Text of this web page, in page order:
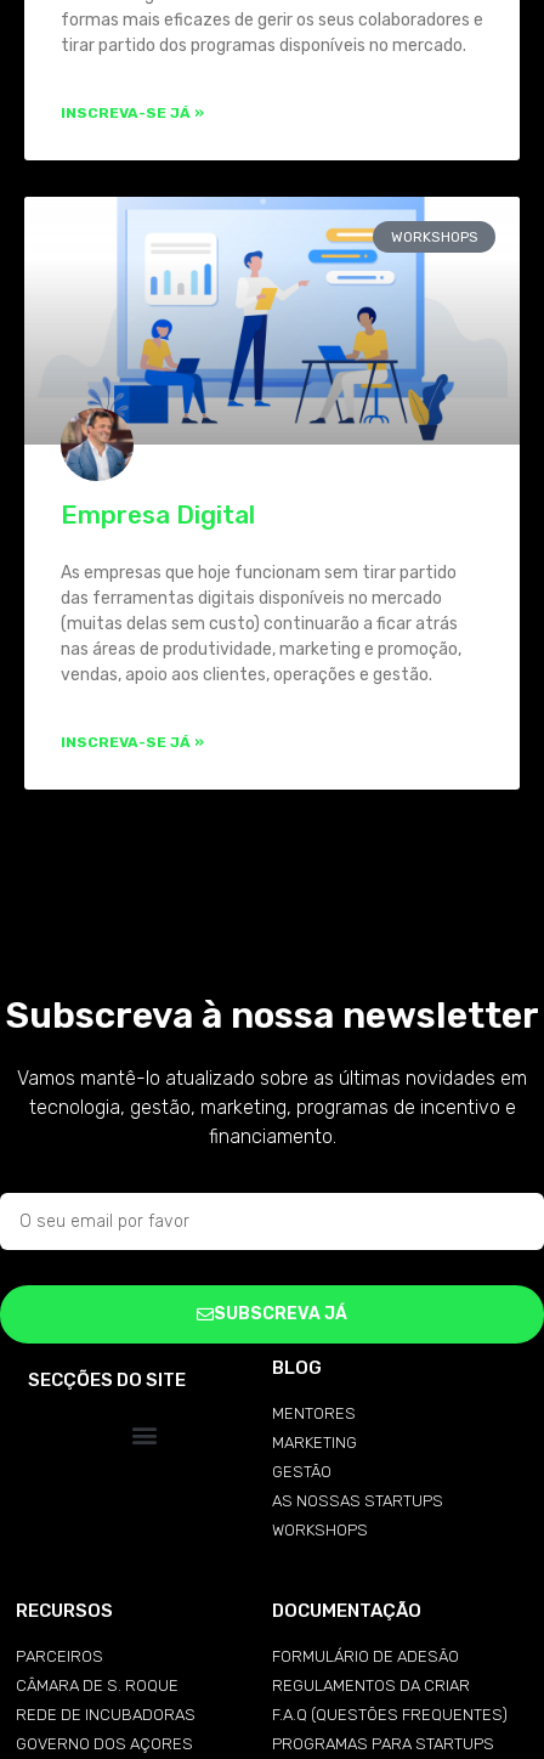
formas mais eficazes de gerir os seus colaboradores e
tirar partido dos programas disponíveis no mercado.
INSCREVA-SE JÁ »
WORKSHOPS
Empresa Digital
As empresas que hoje funcionam sem tirar partido
das ferramentas digitais disponíveis no mercado
(muitas delas sem custo) continuarão a ficar atrás
nas áreas de produtividade, marketing e promoção,
vendas, apoio aos clientes, operações e gestão.
INSCREVA-SE JÁ »
Subscreva à nossa newsletter
Vamos mantê-lo atualizado sobre as últimas novidades em
tecnologia, gestão, marketing, programas de incentivo e
financiamento.
SUBSCREVA JÁ
SECÇÕES DO SITE
BLOG
MENTORES
MARKETING
GESTÃO
AS NOSSAS STARTUPS
WORKSHOPS
RECURSOS
PARCEIROS
CÂMARA DE S. ROQUE
REDE DE INCUBADORAS
GOVERNO DOS AÇORES
DOCUMENTAÇÃO
FORMULÁRIO DE ADESÃO
REGULAMENTOS DA CRIAR
F.A.Q (QUESTÕES FREQUENTES)
PROGRAMAS PARA STARTUPS